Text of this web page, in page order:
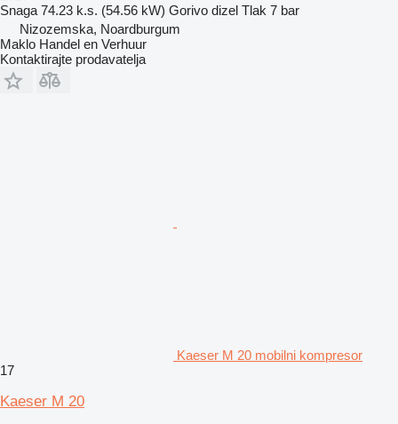
Snaga 74.23 k.s. (54.56 kW) Gorivo dizel Tlak 7 bar
Nizozemska, Noardburgum
Maklo Handel en Verhuur
Kontaktirajte prodavatelja
Kaeser M 20 mobilni kompresor
17
Kaeser M 20